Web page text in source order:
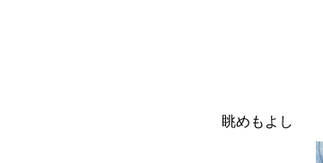
眺めもよし